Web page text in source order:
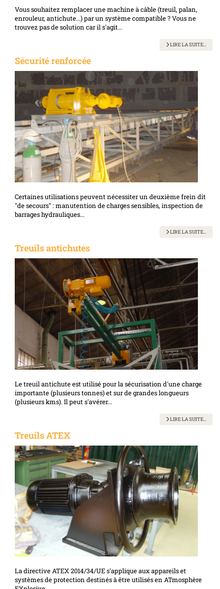
Vous souhaitez remplacer une machine à câble (treuil, palan,
enrouleur, antichute...) par un système compatible ? Vous ne
trouvez pas de solution car il s'agit...
LIRE LA SUITE...
Sécurité renforcée
Certaines utilisations peuvent nécessiter un deuxième frein dit
"de secours" : manutention de charges sensibles, inspection de
barrages hydrauliques...
LIRE LA SUITE...
Treuils antichutes
Le treuil antichute est utilisé pour la sécurisation d'une charge
importante (plusieurs tonnes) et sur de grandes longueurs
(plusieurs kms). Il peut s'avérer...
LIRE LA SUITE...
Treuils ATEX
LadirectiveATEX 2014/34/UE s'applique aux appareils et
systèmes de protection destinés à être utilisés en ATmosphère